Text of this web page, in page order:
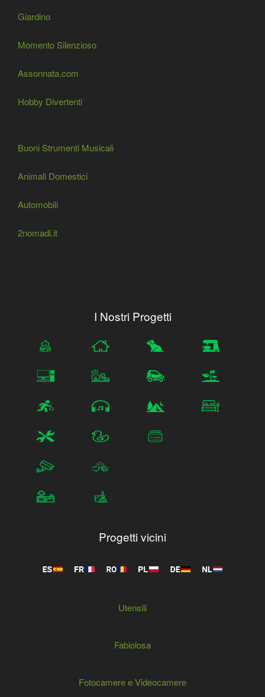
Giardino
Momento Silenzioso
Assonnata.com
Hobby Divertenti
Buoni Strumenti Musicali
Animali Domestici
Automobili
2nomadi.it
I Nostri Progetti
Progetti vicini
Utensili
Fabiolosa
Fotocamere e Videocamere